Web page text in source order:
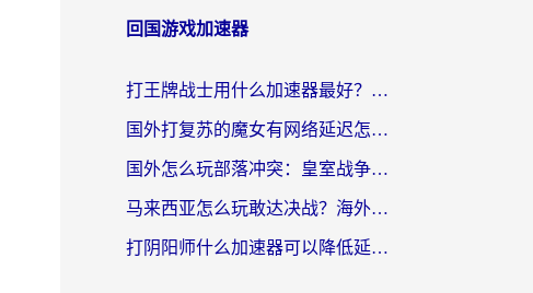
回国游戏加速器
打王牌战士用什么加速器最好？海外玩家的终极选择指南
国外打复苏的魔女有网络延迟怎么办？2026海外玩家国服游戏加速全攻略
国外怎么玩部落冲突：皇室战争不卡？海外玩家畅玩国服游戏终极指南
马来西亚怎么玩敢达决战？海外党国服游戏加速避坑指南（附实测推荐）
打阴阳师什么加速器可以降低延迟？海外玩家的真实困境与破局